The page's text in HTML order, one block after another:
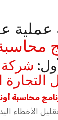
عملية
شركة
التجارة
محاسبة